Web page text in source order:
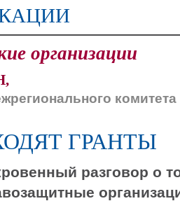
организации
ГРАНТЫ
разговор о